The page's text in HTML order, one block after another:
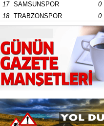
17
SAMSUNSPOR 0
18
TRABZONSPOR 0